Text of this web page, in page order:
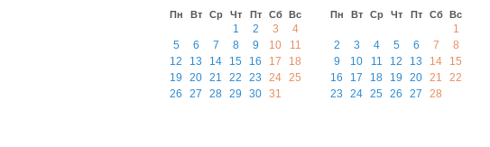
Пн Вт Ср Чт Пт Сб Вс
1 2 3
4
5
6 7 8 9 10
11
12
13 14 15 16 17
18
19
20 21 22 23 24 25
26
27 28 29 30 31
Пн Вт Ср Чт Пт Сб Вс
1
2
3 4 5 6 7
8
9
10 11 12 13 14
15
16
17 18 19 20 21
22
23
24 25 26 27 28